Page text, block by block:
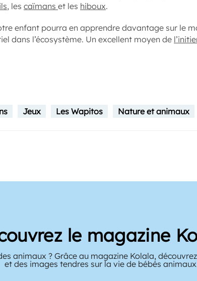
, les caïmans et les hiboux.
enfant pourra en apprendre davantage sur le
dans l’écosystème. Un excellent moyen de
Jeux Les Wapitos Nature et animaux
le magazine
animaux ? Grâce au magazine Kolala,
et des images tendres sur la vie de bébés